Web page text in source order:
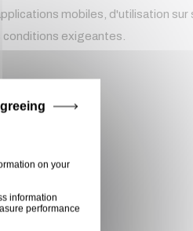
mobiles, d'utilisation sur
exigeantes.
on your
information
performance